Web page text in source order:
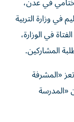
وزارة التربية
في الوزارة،
المشاركين.
«المشرفة
«المدرسة